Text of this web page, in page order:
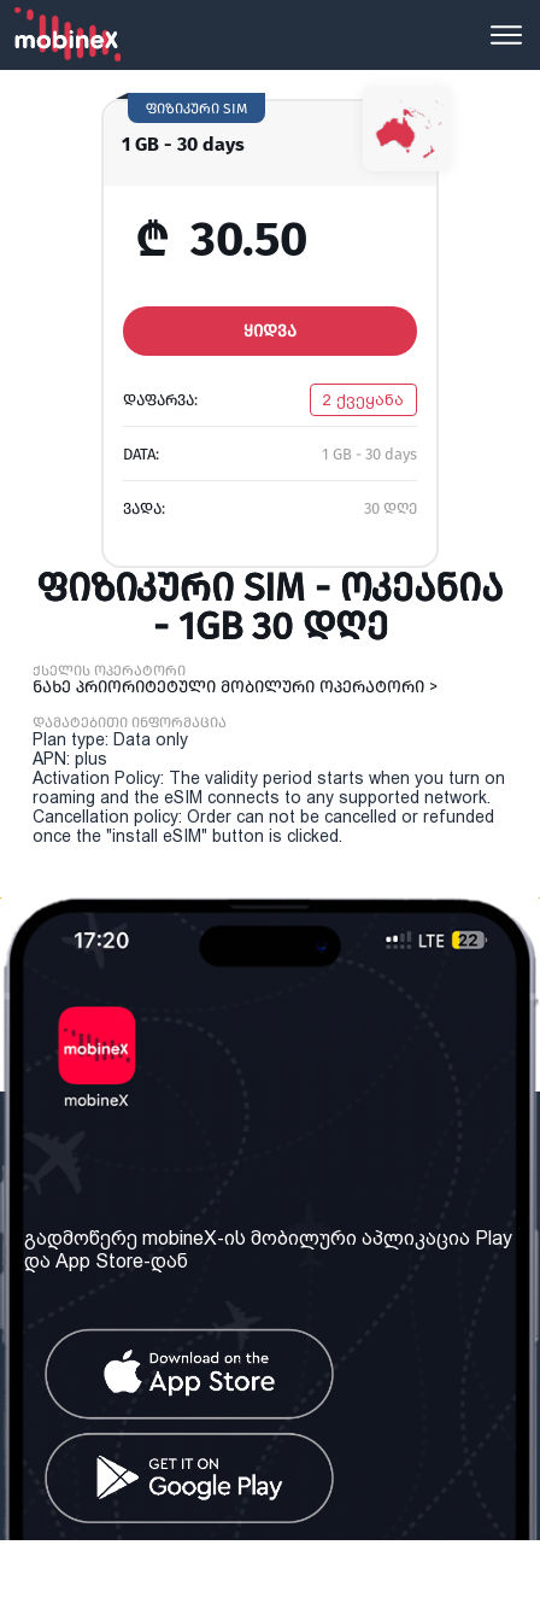
1 GB - 30 days
ფიზიკური SIM
₾ 30.50
ᲧᲘᲓᲕᲐ
ᲓᲐᲤᲐᲠᲕᲐ: 2 ქვეყანა
DATA: 1 GB - 30 days
ᲕᲐᲓᲐ: 30 დღე
ᲤᲘᲖᲘᲙᲣᲠᲘ SIM - ᲝᲙᲔᲐᲜᲘᲐ
- 1GB 30 ᲓᲦᲔ
ქსელის ოპერატორი
ნახე პრიორიტეტული მობილური ოპერატორი >
დამატებითი ინფორმაცია
Plan type: Data only
APN: plus
Activation Policy: The validity period starts when you turn on
roaming and the eSIM connects to any supported network.
Cancellation policy: Order can not be cancelled or refunded
once the "install eSIM" button is clicked.
ჩვენ შესახებ
ჩვენი სერვისები
წესები და პირობები
კითხვები
კონტაქტი
საქართველო: თბილისი
ტელ: 032 2 04 00 50
ელ. ფოსტა:
info@mobinex.ge
სოციალური ქსელი
გადმოწერე mobineX-ის მობილური აპლიკაცია Play
და App Store-დან